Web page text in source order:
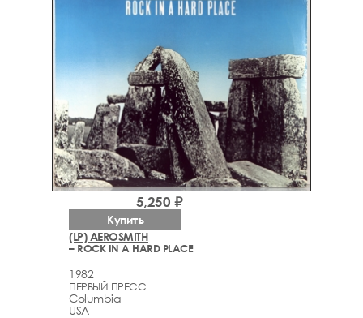
(LP) AEROSMITH
– ROCK IN A HARD PLACE
1982
ПЕРВЫЙ ПРЕСС
Columbia
USA
5,250 ₽
Купить